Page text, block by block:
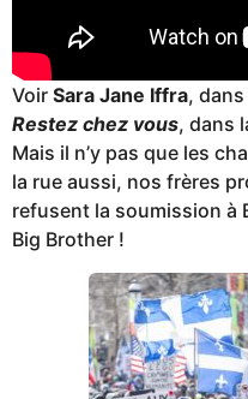
Voir Sara Jane Iffra,
Restez chez vous, dans
Mais il n’y pas que les
la rue aussi, nos frères
refusent la soumission à
Big Brother !